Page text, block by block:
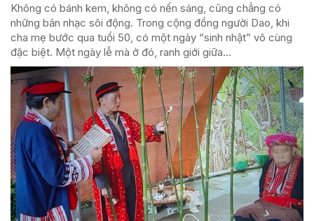
Không có bánh kem, không có nến sáng, cũng chẳng có
những bản nhạc sôi động. Trong cộng đồng người Dao, khi
cha mẹ bước qua tuổi 50, có một ngày “sinh nhật” vô cùng
đặc biệt. Một ngày lễ mà ở đó, ranh giới giữa...